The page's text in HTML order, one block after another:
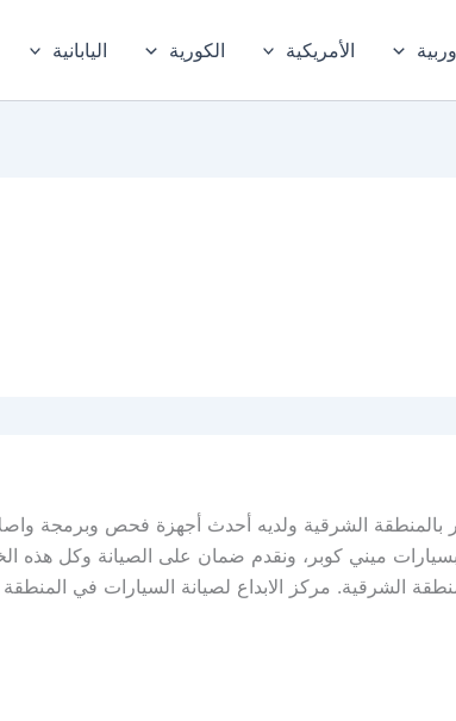
الأمريكية الكورية اليابانية
بالمنطقة الشرقية ولديه أحدث أجهزة فحص وبرمجة
ميني كوبر، ونقدم ضمان على الصيانة وكل هذه
الشرقية. مركز الابداع لصيانة السيارات في المنطقة